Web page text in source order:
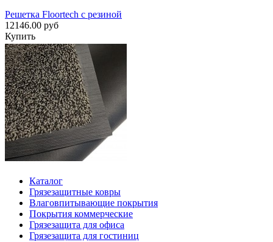
Решетка Floortech с резиной
12146.00 руб
Купить
Каталог
Грязезащитные ковры
Влаговпитывающие покрытия
Покрытия коммерческие
Грязезащита для офиса
Грязезащита для гостиниц